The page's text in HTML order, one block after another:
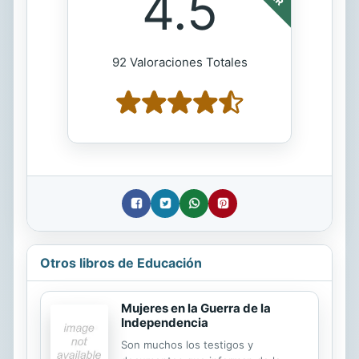
92 Valoraciones Totales
Otros libros de Educación
Mujeres en la Guerra de la
Independencia
Son muchos los testigos y